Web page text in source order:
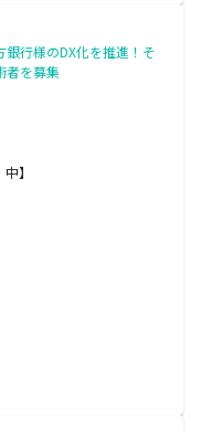
銀行様のDX化を推進！そ
者を募集
】